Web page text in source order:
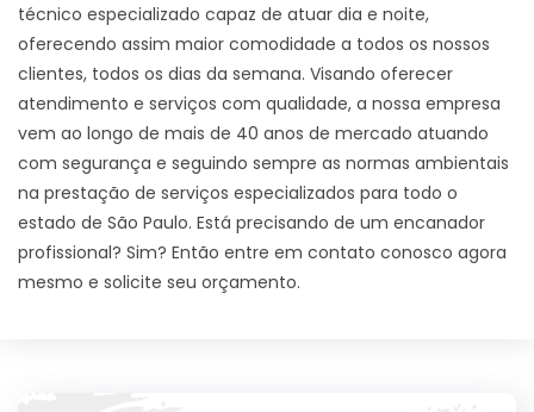
técnico especializado capaz de atuar dia e noite,
oferecendo assim maior comodidade a todos os nossos
clientes, todos os dias da semana. Visando oferecer
atendimento e serviços com qualidade, a nossa empresa
vem ao longo de mais de 40 anos de mercado atuando
com segurança e seguindo sempre as normas ambientais
na prestação de serviços especializados para todo o
estado de São Paulo. Está precisando de um encanador
profissional? Sim? Então entre em contato conosco agora
mesmo e solicite seu orçamento.